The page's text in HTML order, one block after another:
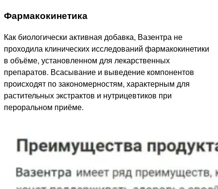
Фармакокинетика
Как биологически активная добавка, Вазентра не
проходила клинических исследований фармакокинетики
в объёме, установленном для лекарственных
препаратов. Всасывание и выведение компонентов
происходят по закономерностям, характерным для
растительных экстрактов и нутрицевтиков при
пероральном приёме.